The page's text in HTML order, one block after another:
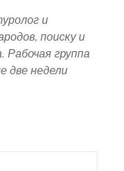
и
поиску и
Рабочая группа
две недели